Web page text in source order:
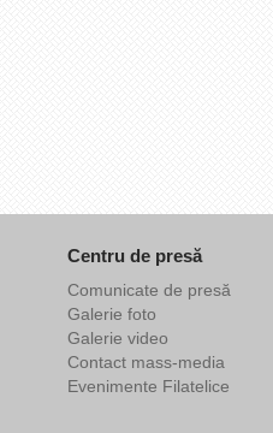
Centru de presă
Comunicate de presă
Galerie foto
Galerie video
Contact mass-media
Evenimente Filatelice